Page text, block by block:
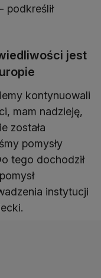
podkreślił
jest
kontynuowali
mam nadzieję,
została
pomysły
tego dochodził
instytucji